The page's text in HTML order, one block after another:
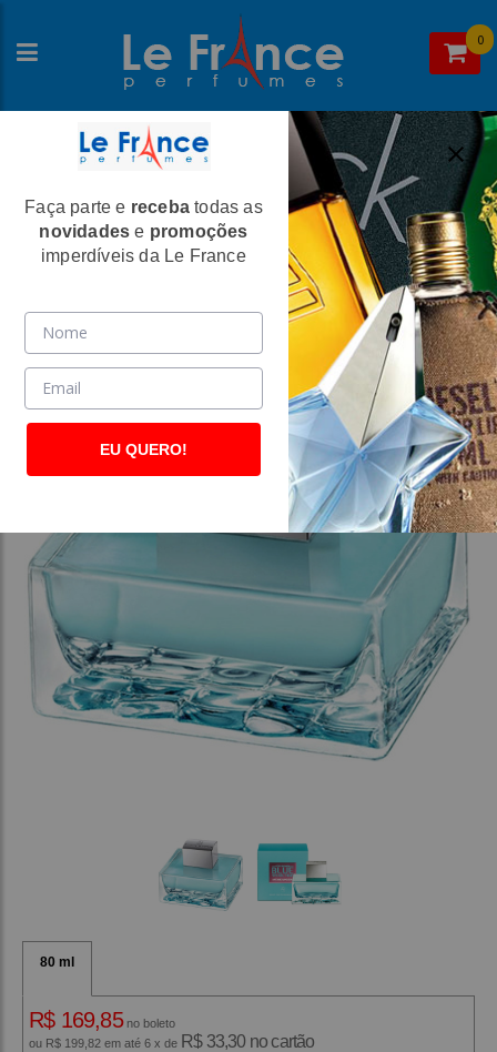
0
Home>Antonio Banderas>Perfumes Femininos
Blue Seduction Feminino Eau de
Toilette - Antonio Banderas
(2170)
80 ml
R$ 169,85no boleto
ou R$ 199,82 em até 6 x de R$ 33,30 no cartão
Faça parte e receba todas as
novidades e promoções
imperdíveis da Le France
EU QUERO!